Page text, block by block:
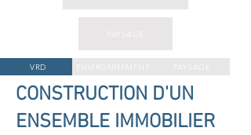
VRD ENVIRONNEMENT
CONSTRUCTION D'UN
ENSEMBLE IMMOBILIER